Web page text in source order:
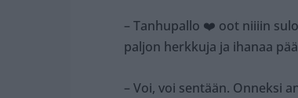
– Tanhupallo ❤️ oot niiiin
paljon herkkuja ja ihanaa
– Voi, voi sentään. Onneksi